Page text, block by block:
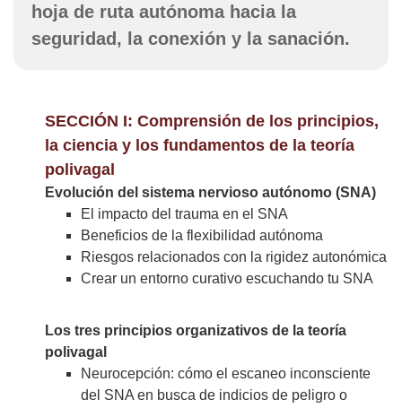
hoja de ruta autónoma hacia la
seguridad, la conexión y la sanación.
SECCIÓN I: Comprensión de los principios,
la ciencia y los fundamentos de la teoría
polivagal
Evolución del sistema nervioso autónomo (SNA)
El impacto del trauma en el SNA
Beneficios de la flexibilidad autónoma
Riesgos relacionados con la rigidez autonómica
Crear un entorno curativo escuchando tu SNA
Los tres principios organizativos de la teoría
polivagal
Neurocepción: cómo el escaneo inconsciente
del SNA en busca de indicios de peligro o